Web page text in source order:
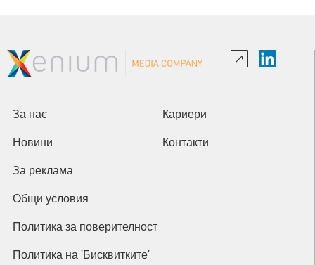
За нас Кариери
Новини Контакти
За реклама
Общи условия
Политика за поверителност
Политика на 'Бисквитките'